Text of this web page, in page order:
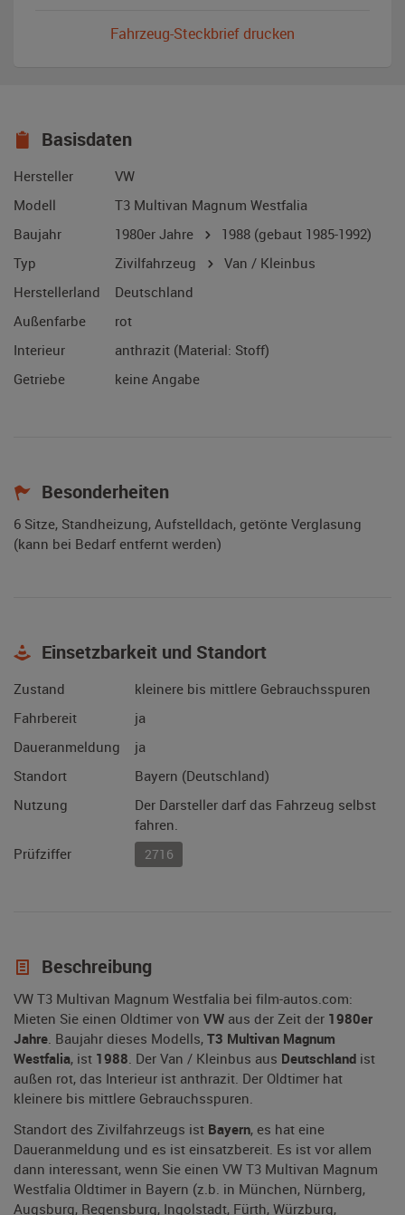
Fahrzeug-Steckbrief drucken
Basisdaten
Hersteller
VW
Modell
T3 Multivan Magnum Westfalia
Baujahr
1980er Jahre 1988 (gebaut 1985-1992)
Typ
Zivilfahrzeug
Van / Kleinbus
Herstellerland
Deutschland
Außenfarbe
rot
Interieur
anthrazit (Material: Stoff)
Getriebe
keine Angabe
Besonderheiten
6 Sitze, Standheizung, Aufstelldach, getönte Verglasung
(kann bei Bedarf entfernt werden)
Einsetzbarkeit und Standort
Zustand
kleinere bis mittlere Gebrauchsspuren
Fahrbereit
ja
Daueranmeldung
ja
Standort
Bayern (Deutschland)
Nutzung
Der Darsteller darf das Fahrzeug selbst
fahren.
Prüfziffer
2716
Beschreibung
VW T3 Multivan Magnum Westfalia bei film-autos.com:
Mieten Sie einen Oldtimer von VW aus der Zeit der 1980er
Jahre. Baujahr dieses Modells, T3 Multivan Magnum
Westfalia, ist 1988. Der Van / Kleinbus aus Deutschland ist
außen rot, das Interieur ist anthrazit. Der Oldtimer hat
kleinere bis mittlere Gebrauchsspuren.
Standort des Zivilfahrzeugs ist Bayern, es hat eine
Daueranmeldung und es ist einsatzbereit. Es ist vor allem
dann interessant, wenn Sie einen VW T3 Multivan Magnum
Westfalia Oldtimer in Bayern (z.b. in München, Nürnberg,
Augsburg, Regensburg, Ingolstadt, Fürth, Würzburg,